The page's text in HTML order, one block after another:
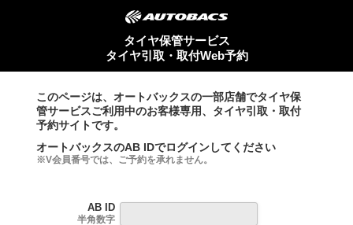
タイヤ保管サービス
タイヤ引取・取付Web予約
このページは、オートバックスの一部店舗でタイヤ保
管サービスご利用中のお客様専用、タイヤ引取・取付
予約サイトです。
オートバックスのAB IDでログインしてください
※V会員番号では、ご予約を承れません。
AB ID
半角数字